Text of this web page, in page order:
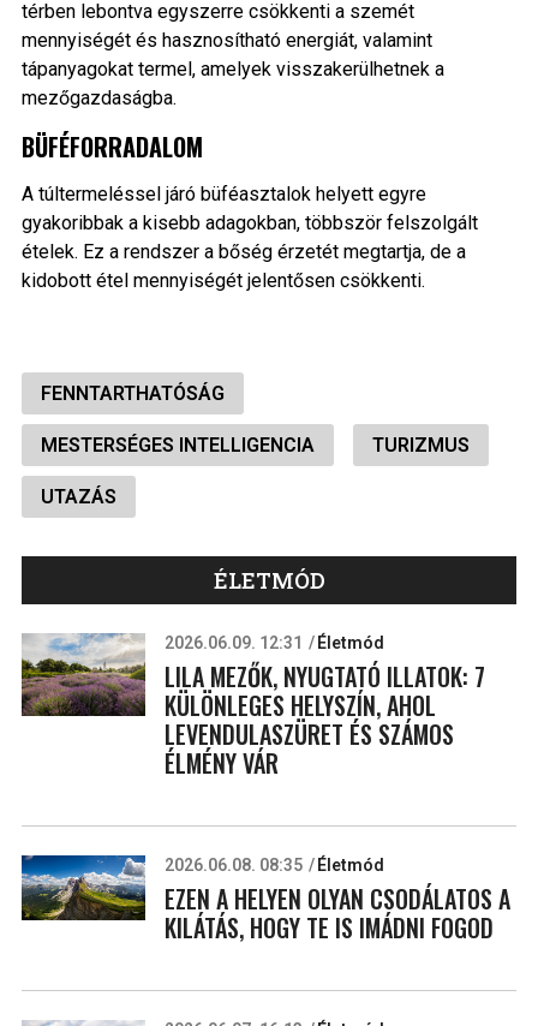
térben lebontva egyszerre csökkenti a szemét
mennyiségét és hasznosítható energiát, valamint
tápanyagokat termel, amelyek visszakerülhetnek a
mezőgazdaságba.
BÜFÉFORRADALOM
A túltermeléssel járó büféasztalok helyett egyre
gyakoribbak a kisebb adagokban, többször felszolgált
ételek. Ez a rendszer a bőség érzetét megtartja, de a
kidobott étel mennyiségét jelentősen csökkenti.
FENNTARTHATÓSÁG
MESTERSÉGES INTELLIGENCIA TURIZMUS
UTAZÁS
ÉLETMÓD
2026.06.09. 12:31 Életmód
LILA MEZŐK, NYUGTATÓ ILLATOK: 7
KÜLÖNLEGES HELYSZÍN, AHOL
LEVENDULASZÜRET ÉS SZÁMOS
ÉLMÉNY VÁR
2026.06.08. 08:35 Életmód
EZEN A HELYEN OLYAN CSODÁLATOS A
KILÁTÁS, HOGY TE IS IMÁDNI FOGOD